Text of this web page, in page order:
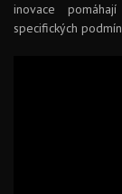
inovace
specifických